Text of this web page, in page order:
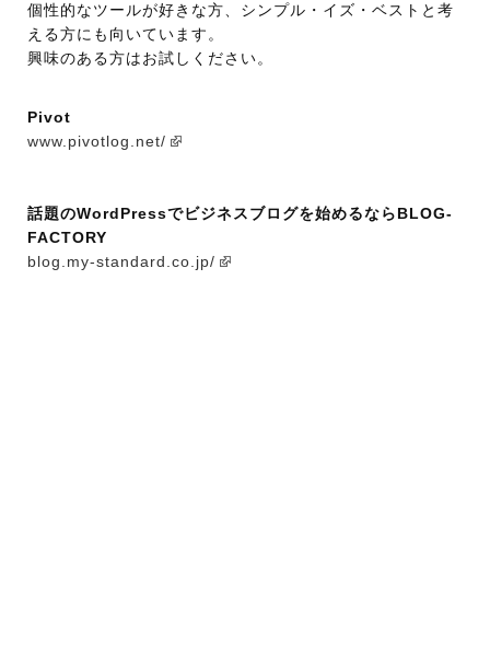
個性的なツールが好きな方、シンプル・イズ・ベストと考
える方にも向いています。
興味のある方はお試しください。
Pivot
www.pivotlog.net/
話題のWordPressでビジネスブログを始めるならBLOG-
FACTORY
blog.my-standard.co.jp/